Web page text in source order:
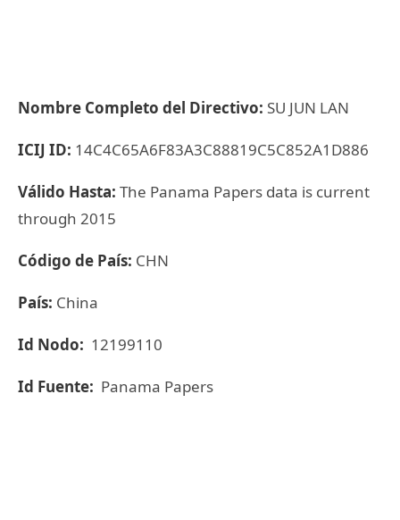
Nombre Completo del Directivo: SU JUN LAN
ICIJ ID: 14C4C65A6F83A3C88819C5C852A1D886
Válido Hasta: The Panama Papers data is current
through 2015
Código de País: CHN
País: China
Id Nodo: 12199110
Id Fuente: Panama Papers